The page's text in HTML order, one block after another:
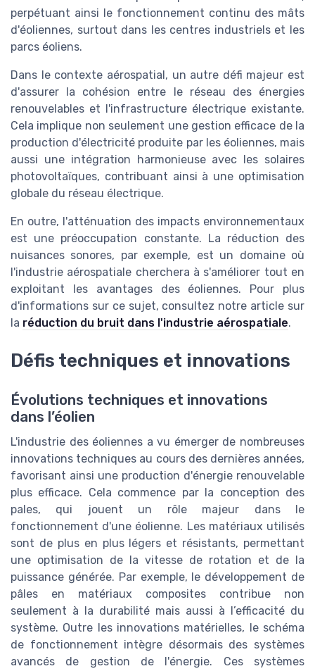
perpétuant ainsi le fonctionnement continu des mâts
d'éoliennes, surtout dans les centres industriels et les
parcs éoliens.
Dans le contexte aérospatial, un autre défi majeur est
d'assurer la cohésion entre le réseau des énergies
renouvelables et l'infrastructure électrique existante.
Cela implique non seulement une gestion efficace de la
production d'électricité produite par les éoliennes, mais
aussi une intégration harmonieuse avec les solaires
photovoltaïques, contribuant ainsi à une optimisation
globale du réseau électrique.
En outre, l'atténuation des impacts environnementaux
est une préoccupation constante. La réduction des
nuisances sonores, par exemple, est un domaine où
l'industrie aérospatiale cherchera à s'améliorer tout en
exploitant les avantages des éoliennes. Pour plus
d'informations sur ce sujet, consultez notre article sur
la réduction du bruit dans l'industrie aérospatiale.
Défis techniques et innovations
Évolutions techniques et innovations
dans l’éolien
L'industrie des éoliennes a vu émerger de nombreuses
innovations techniques au cours des dernières années,
favorisant ainsi une production d'énergie renouvelable
plus efficace. Cela commence par la conception des
pales, qui jouent un rôle majeur dans le
fonctionnement d'une éolienne. Les matériaux utilisés
sont de plus en plus légers et résistants, permettant
une optimisation de la vitesse de rotation et de la
puissance générée. Par exemple, le développement de
pâles en matériaux composites contribue non
seulement à la durabilité mais aussi à l’efficacité du
système. Outre les innovations matérielles, le schéma
de fonctionnement intègre désormais des systèmes
avancés de gestion de l'énergie. Ces systèmes